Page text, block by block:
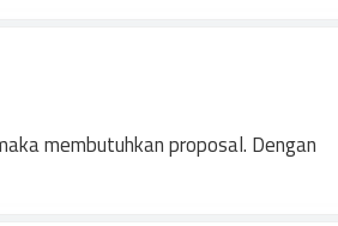
membutuhkan proposal. Dengan